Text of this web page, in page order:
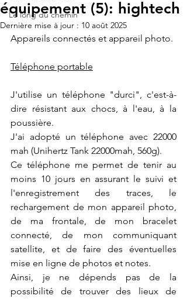
Le long du chemin
équipement (5): hightech
Dernière mise à jour : 10 août 2025
Appareils connectés et appareil photo.
Téléphone portable
J'utilise un téléphone "durci", c'est-à-
dire résistant aux chocs, à l'eau, à la
poussière.
J'ai adopté un téléphone avec 22000
mah (Unihertz Tank 22000mah, 560g).
Ce téléphone me permet de tenir au
moins 10 jours en assurant le suivi et
l'enregistrement des traces, le
rechargement de mon appareil photo,
de ma frontale, de mon bracelet
connecté, de mon communiquant
satellite, et de faire des éventuelles
mise en ligne de photos et notes.
Ainsi, je ne dépends pas de la
possibilité de trouver des lieux de